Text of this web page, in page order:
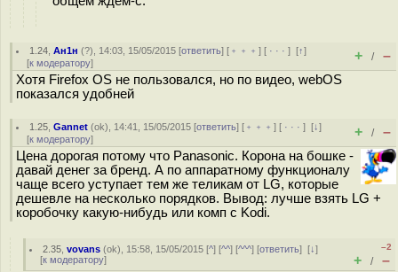
1.24 ,Ан1н (?), 14:03, 15/05/2015 [ответить] [ ﹢﹢﹢] [ · · ·][↑]
[к модератору] + / –
Хотя Firefox OS не пользовался, но по видео, webOS
показался удобней
1.25 ,Gannet (ok), 14:41, 15/05/2015 [ответить] [ ﹢﹢﹢] [ · · ·][↓]
[к модератору] + / –
Цена дорогая потому что Panasonic. Корона на бошке -
давай денег за бренд. А по аппаратному функционалу
чаще всего уступает тем же теликам от LG, которые
дешевле на несколько порядков. Вывод: лучше взять LG +
коробочку какую-нибудь или комп с Kodi.
2.35 ,vovans (ok), 15:58, 15/05/2015 [^] [^^] [^^^] [ответить][↓]
[к модератору]
–2
+ / –